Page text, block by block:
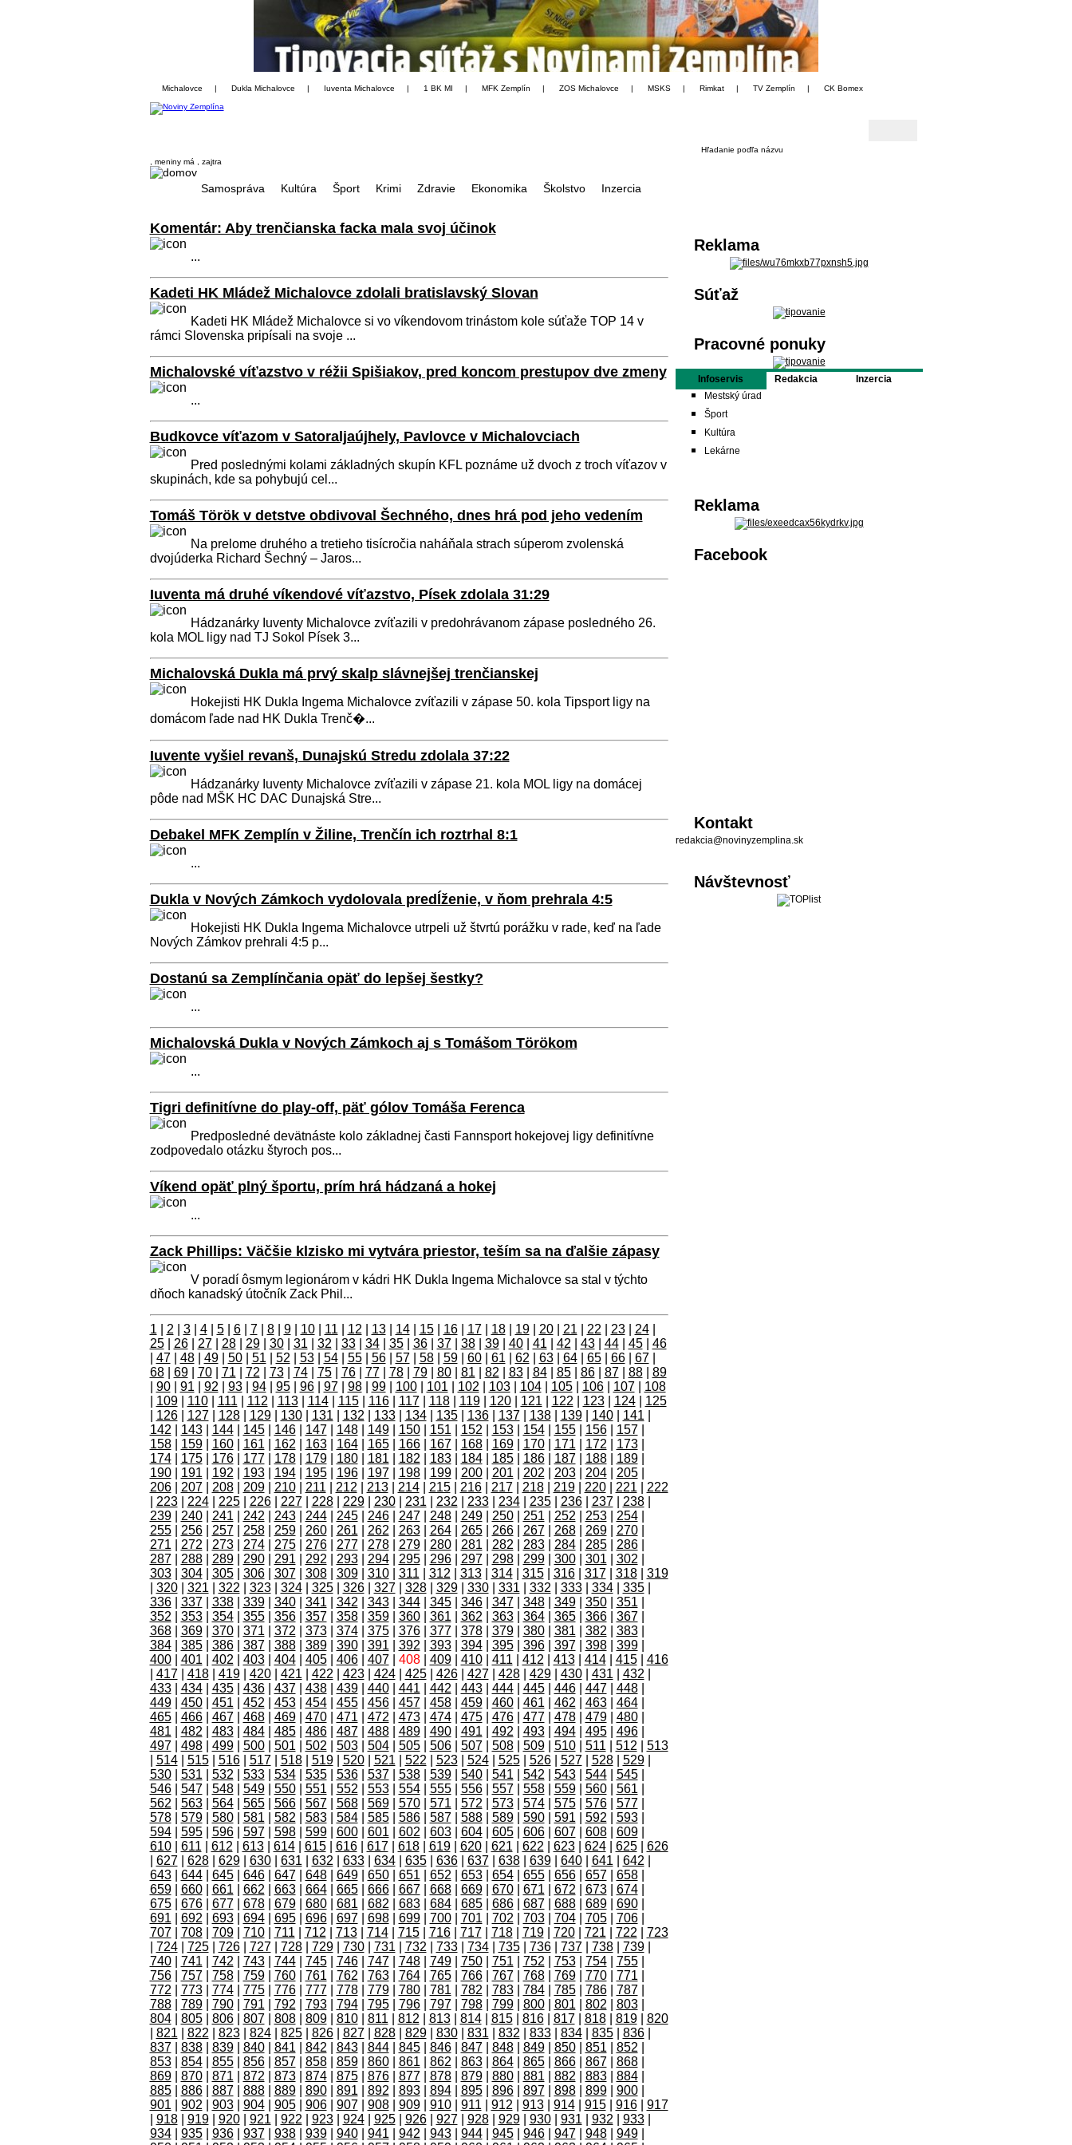
Michalovce | Dukla Michalovce | Iuventa Michalovce | 1 BK MI | MFK Zemplín | ZOS Michalovce | MSKS | Rimkat | TV Zemplín | CK Bomex
Hľadanie poďľa názvu
, meniny má
, zajtra
Samospráva Kultúra Šport Krimi Zdravie Ekonomika Školstvo Inzercia
Komentár: Aby trenčianska facka mala svoj účinok
...
Kadeti HK Mládež Michalovce zdolali bratislavský Slovan
Kadeti HK Mládež Michalovce si vo víkendovom trinástom kole súťaže TOP 14 v
rámci Slovenska pripísali na svoje ...
Michalovské víťazstvo v réžii Spišiakov, pred koncom prestupov dve zmeny
...
Budkovce víťazom v Satoraljaújhely, Pavlovce v Michalovciach
Pred poslednými kolami základných skupín KFL poznáme už dvoch z troch víťazov v
skupinách, kde sa pohybujú cel...
Tomáš Török v detstve obdivoval Šechného, dnes hrá pod jeho vedením
Na prelome druhého a tretieho tisícročia naháňala strach súperom zvolenská
dvojúderka Richard Šechný – Jaros...
Iuventa má druhé víkendové víťazstvo, Písek zdolala 31:29
Hádzanárky Iuventy Michalovce zvíťazili v predohrávanom zápase posledného 26.
kola MOL ligy nad TJ Sokol Písek 3...
Michalovská Dukla má prvý skalp slávnejšej trenčianskej
Hokejisti HK Dukla Ingema Michalovce zvíťazili v zápase 50. kola Tipsport ligy na
domácom ľade nad HK Dukla Trenč�...
Iuvente vyšiel revanš, Dunajskú Stredu zdolala 37:22
Hádzanárky Iuventy Michalovce zvíťazili v zápase 21. kola MOL ligy na domácej
pôde nad MŠK HC DAC Dunajská Stre...
Debakel MFK Zemplín v Žiline, Trenčín ich roztrhal 8:1
...
Dukla v Nových Zámkoch vydolovala predĺženie, v ňom prehrala 4:5
Hokejisti HK Dukla Ingema Michalovce utrpeli už štvrtú porážku v rade, keď na ľade
Nových Zámkov prehrali 4:5 p...
Dostanú sa Zemplínčania opäť do lepšej šestky?
...
Michalovská Dukla v Nových Zámkoch aj s Tomášom Törökom
...
Tigri definitívne do play-off, päť gólov Tomáša Ferenca
Predposledné devätnáste kolo základnej časti Fannsport hokejovej ligy definitívne
zodpovedalo otázku štyroch pos...
Víkend opäť plný športu, prím hrá hádzaná a hokej
...
Zack Phillips: Väčšie klzisko mi vytvára priestor, teším sa na ďalšie zápasy
V poradí ôsmym legionárom v kádri HK Dukla Ingema Michalovce sa stal v týchto
dňoch kanadský útočník Zack Phil...
1 2 3| 4| 5| 6| 7| 8| 9| 10| 11 12 13| 14| 15| 16| 17| 18| 19| 20| 21 22 23| 24|
25| 26| 27| 28| 29| 30| 31 32 33| 34| 35| 36| 37| 38| 39| 40| 41 42 43| 44| 45| 46
47| 48| 49| 50| 51 52 53| 54| 55| 56| 57| 58| 59| 60| 61 62 63| 64| 65| 66| 67|
68| 69| 70| 71 72 73| 74| 75| 76| 77| 78| 79| 80| 81 82 83| 84| 85| 86| 87| 88| 89
90| 91 92 93| 94| 95| 96| 97| 98| 99| 100| 101 102 103| 104| 105| 106| 107| 108
109| 110| 111 112 113| 114| 115| 116| 117| 118| 119| 120| 121 122 123| 124| 125
126| 127| 128| 129| 130| 131 132 133| 134| 135| 136| 137| 138| 139| 140| 141
142
143| 144| 145| 146| 147| 148| 149| 150| 151 152 153| 154| 155| 156| 157|
158| 159| 160| 161 162 163| 164| 165| 166| 167| 168| 169| 170| 171 172 173|
174| 175| 176| 177| 178| 179| 180| 181 182 183| 184| 185| 186| 187| 188| 189|
190| 191 192 193| 194| 195| 196| 197| 198| 199| 200| 201 202 203| 204| 205|
206| 207| 208| 209| 210| 211 212 213| 214| 215| 216| 217| 218| 219| 220| 221
222
223| 224| 225| 226| 227| 228| 229| 230| 231 232 233| 234| 235| 236| 237| 238|
239| 240| 241 242 243| 244| 245| 246| 247| 248| 249| 250| 251 252 253| 254|
255| 256| 257| 258| 259| 260| 261 262 263| 264| 265| 266| 267| 268| 269| 270|
271
272 273| 274| 275| 276| 277| 278| 279| 280| 281 282 283| 284| 285| 286|
287| 288| 289| 290| 291 292 293| 294| 295| 296| 297| 298| 299| 300| 301 302
303| 304| 305| 306| 307| 308| 309| 310| 311 312 313| 314| 315| 316| 317| 318| 319
320| 321 322 323| 324| 325| 326| 327| 328| 329| 330| 331 332 333| 334| 335|
336| 337| 338| 339| 340| 341 342 343| 344| 345| 346| 347| 348| 349| 350| 351
352
353| 354| 355| 356| 357| 358| 359| 360| 361 362 363| 364| 365| 366| 367|
368| 369| 370| 371 372 373| 374| 375| 376| 377| 378| 379| 380| 381 382 383|
384| 385| 386| 387| 388| 389| 390| 391 392 393| 394| 395| 396| 397| 398| 399|
400| 401 402 403| 404| 405| 406| 407| 408| 409| 410| 411 412 413| 414| 415| 416
417| 418| 419| 420| 421 422 423| 424| 425| 426| 427| 428| 429| 430| 431 432
433| 434| 435| 436| 437| 438| 439| 440| 441 442 443| 444| 445| 446| 447| 448|
449| 450| 451 452 453| 454| 455| 456| 457| 458| 459| 460| 461 462 463| 464|
465| 466| 467| 468| 469| 470| 471 472 473| 474| 475| 476| 477| 478| 479| 480|
481
482 483| 484| 485| 486| 487| 488| 489| 490| 491 492 493| 494| 495| 496|
497| 498| 499| 500| 501 502 503| 504| 505| 506| 507| 508| 509| 510| 511 512
513
514| 515| 516| 517| 518| 519| 520| 521 522 523| 524| 525| 526| 527| 528| 529|
530| 531 532 533| 534| 535| 536| 537| 538| 539| 540| 541 542 543| 544| 545|
546| 547| 548| 549| 550| 551 552 553| 554| 555| 556| 557| 558| 559| 560| 561
562
563| 564| 565| 566| 567| 568| 569| 570| 571 572 573| 574| 575| 576| 577|
578| 579| 580| 581 582 583| 584| 585| 586| 587| 588| 589| 590| 591 592 593|
594| 595| 596| 597| 598| 599| 600| 601 602 603| 604| 605| 606| 607| 608| 609|
610| 611 612 613| 614| 615| 616| 617| 618| 619| 620| 621 622 623| 624| 625| 626
627| 628| 629| 630| 631 632 633| 634| 635| 636| 637| 638| 639| 640| 641 642
643| 644| 645| 646| 647| 648| 649| 650| 651 652 653| 654| 655| 656| 657| 658|
659| 660| 661 662 663| 664| 665| 666| 667| 668| 669| 670| 671 672 673| 674|
675| 676| 677| 678| 679| 680| 681 682 683| 684| 685| 686| 687| 688| 689| 690|
691
692 693| 694| 695| 696| 697| 698| 699| 700| 701 702 703| 704| 705| 706|
707| 708| 709| 710| 711 712 713| 714| 715| 716| 717| 718| 719| 720| 721 722
723
724| 725| 726| 727| 728| 729| 730| 731 732 733| 734| 735| 736| 737| 738| 739|
740| 741 742 743| 744| 745| 746| 747| 748| 749| 750| 751 752 753| 754| 755|
756| 757| 758| 759| 760| 761 762 763| 764| 765| 766| 767| 768| 769| 770| 771
772
773| 774| 775| 776| 777| 778| 779| 780| 781 782 783| 784| 785| 786| 787|
788| 789| 790| 791 792 793| 794| 795| 796| 797| 798| 799| 800| 801 802 803|
804| 805| 806| 807| 808| 809| 810| 811 812 813| 814| 815| 816| 817| 818| 819| 820
821 822 823| 824| 825| 826| 827| 828| 829| 830| 831 832 833| 834| 835| 836|
837| 838| 839| 840| 841 842 843| 844| 845| 846| 847| 848| 849| 850| 851 852
853| 854| 855| 856| 857| 858| 859| 860| 861 862 863| 864| 865| 866| 867| 868|
869| 870| 871 872 873| 874| 875| 876| 877| 878| 879| 880| 881 882 883| 884|
885| 886| 887| 888| 889| 890| 891 892 893| 894| 895| 896| 897| 898| 899| 900|
901
902 903| 904| 905| 906| 907| 908| 909| 910| 911 912 913| 914| 915| 916| 917
918| 919| 920| 921 922 923| 924| 925| 926| 927| 928| 929| 930| 931 932 933|
934| 935| 936| 937| 938| 939| 940| 941 942 943| 944| 945| 946| 947| 948| 949|
Reklama
Súťaž
Pracovné ponuky
Infoservis Redakcia
Inzercia
Mestský úrad
Šport
Kultúra
Lekárne
Reklama
Facebook
Kontakt
redakcia@novinyzemplina.sk
Návštevnosť